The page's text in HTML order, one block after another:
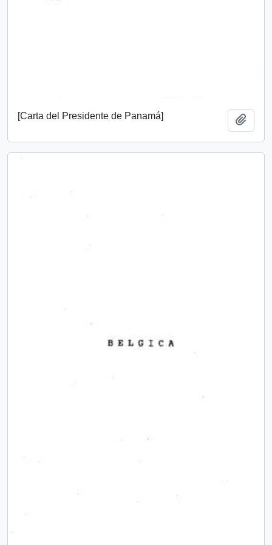
[Carta del Presidente de Panamá]